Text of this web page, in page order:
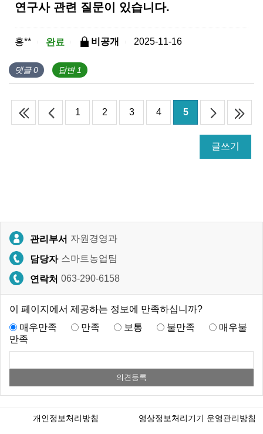
연구사 관련 질문이 있습니다.
홍** 완료 비공개 2025-11-16
댓글 0 답변 1
1 2 3 4 5
글쓰기
관리부서 자원경영과
담당자 스마트농업팀
연락처 063-290-6158
이 페이지에서 제공하는 정보에 만족하십니까?
매우만족
만족 보통 불만족
매우불
만족
개인정보처리방침 영상정보처리기기 운영관리방침